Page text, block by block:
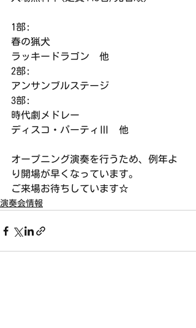
1部:
春の猟犬
ラッキードラゴン  他
2部:
アンサンブルステージ
3部:
時代劇メドレー
ディスコ・パーティⅢ  他
オープニング演奏を行うため、例年よ
り開場が早くなっています。
ご来場お待ちしています☆
演奏会情報